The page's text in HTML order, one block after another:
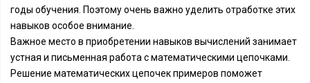
годы обучения. Поэтому очень важно уделить отработке этих
навыков особое внимание.
Важное место в приобретении навыков вычислений занимает
устная и письменная работа с математическими цепочками.
Решение математических цепочек примеров поможет